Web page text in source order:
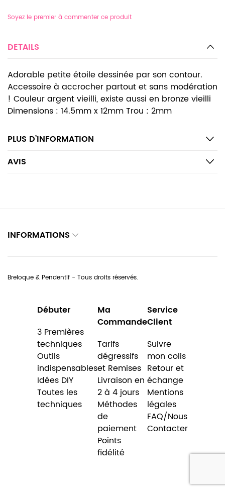
Soyez le premier à commenter ce produit
DETAILS
Adorable petite étoile dessinée par son contour.
Accessoire à accrocher partout et sans modération
! Couleur argent vieilli, existe aussi en bronze vieilli
Dimensions : 14.5mm x 12mm Trou : 2mm
PLUS D’INFORMATION
AVIS
INFORMATIONS
Breloque & Pendentif - Tous droits réservés.
Débuter
3 Premières
techniques
Outils
indispensables
Idées DIY
Toutes les
techniques
Ma
Commande
Tarifs
dégressifs
et Remises
Livraison en
2 à 4 jours
Méthodes
de
paiement
Points
fidélité
Service
Client
Suivre
mon colis
Retour et
échange
Mentions
légales
FAQ/Nous
Contacter